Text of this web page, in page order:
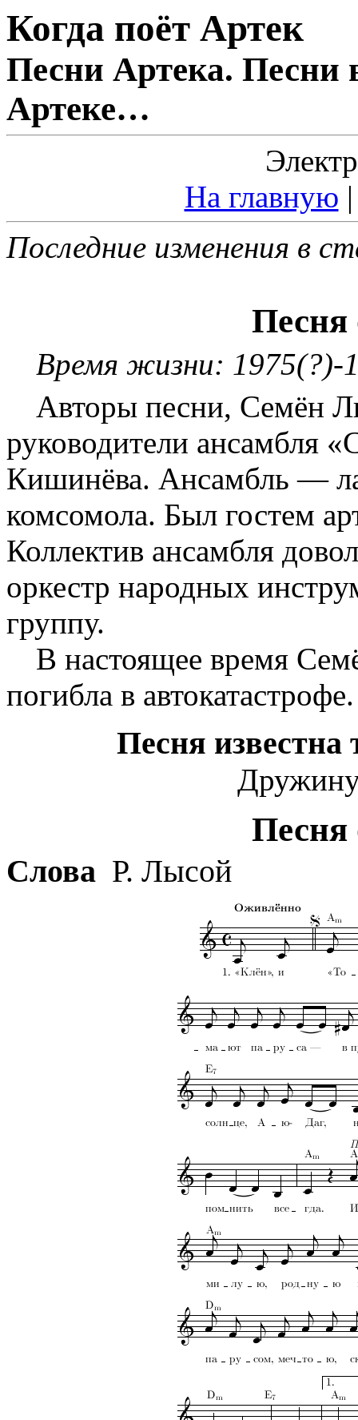
Когда поёт Артек
Песни Артека. Песни
Артеке…
На главную
Последние изменения в
Песня
Время жизни: 1975(?)-
Авторы песни, Семён
руководители ансамбля
Кишинёва. Ансамбль —
комсомола. Был гостем
Коллектив ансамбля
оркестр народных
группу.
В настоящее время
погибла в автокатастрофе.
Песня известна
Песня
Слова Р. Лысой